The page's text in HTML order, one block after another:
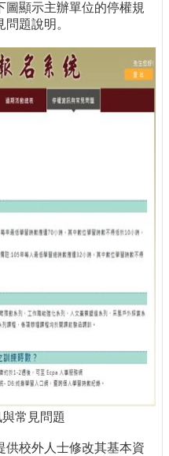
圖顯示主辦單位的停權規
題說明。
常見問題
供校外人士修改其基本資